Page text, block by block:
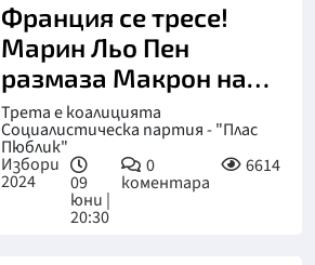
Франция се тресе!
Марин Льо Пен
размаза Макрон на
евроизборите
Трета е коалицията
Социалистическа партия - "Плас
Пюблик"
Избори
2024 09
юни |
20:30
0
коментара
6614